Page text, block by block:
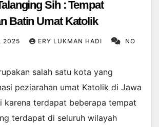
Sih : Tempat
Batin Umat Katolik
2025 ERY LUKMAN HADI NO
salah satu kota yang
peziarahan umat Katolik di Jawa
karena terdapat beberapa tempat
terdapat di seluruh wilayah